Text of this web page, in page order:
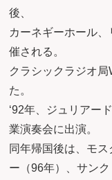
後、
カーネギーホール
催される。
クラシックラジオ
た。
‘92年、ジュリアー
業演奏会に出演。
同年帰国後は、モ
ー（96年）、サン